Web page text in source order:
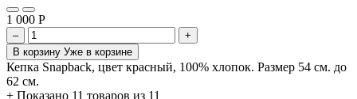
1 000 Р
–
+
В корзину Уже в корзине
Кепка Snapback, цвет красный, 100% хлопок. Размер 54 см. до
62 см.
+ Показано 11 товаров из 11